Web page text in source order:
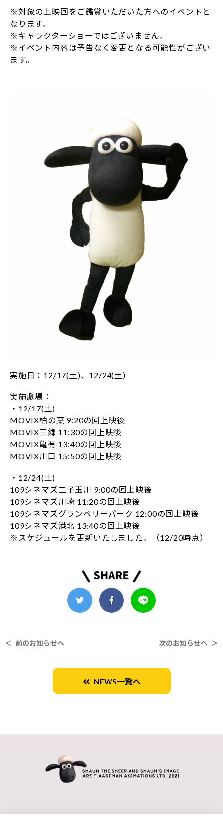
※対象の上映回をご鑑賞いただいた方へのイベントと
なります。
※キャラクターショーではございません。
※イベント内容は予告なく変更となる可能性がござい
ます。
実施日：12/17(土)、12/24(土)
実施劇場：
・12/17(土)
MOVIX柏の葉 9:20の回上映後
MOVIX三郷 11:30の回上映後
MOVIX亀有 13:40の回上映後
MOVIX川口 15:50の回上映後
・12/24(土)
109シネマズ二子玉川 9:00の回上映後
109シネマズ川崎 11:20の回上映後
109シネマズグランベリーパーク 12:00の回上映後
109シネマズ港北 13:40の回上映後
※スケジュールを更新いたしました。（12/20時点）
＜ 前のお知らせへ 次のお知らせへ ＞
NEWS一覧へ